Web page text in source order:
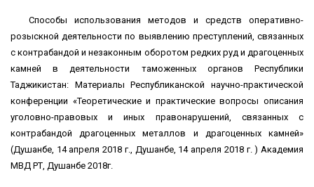
Способы использования методов и средств оперативно-
розыскной деятельности по выявлению преступлений, связанных
с контрабандой и незаконным оборотом редких руд и драгоценных
камней в деятельности таможенных органов Республики
Таджикистан: Материалы Республиканской научно-практической
конференции «Теоретические и практические вопросы описания
уголовно-правовых и иных правонарушений, связанных с
контрабандой драгоценных металлов и драгоценных камней»
(Душанбе, 14 апреля 2018 г., Душанбе, 14 апреля 2018 г. ) Академия
МВД РТ, Душанбе 2018г.